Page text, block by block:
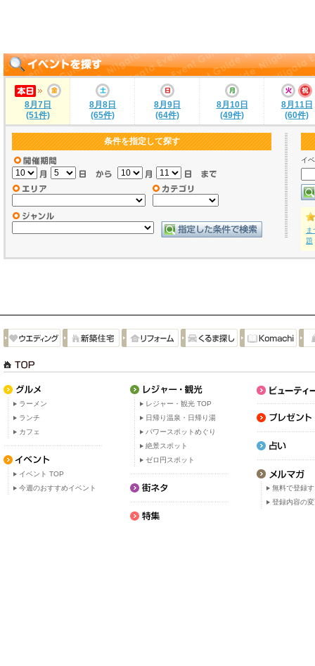
8月7日
(51件)
8月8日
(65件)
8月9日
(64件)
8月10日
(49件)
8月11日
(60件)
条件を指定して探す
イ
ま
題
ラーメン
ランチ
カフェ
イベント TOP
今週のおすすめイベント
レジャー・観光 TOP
日帰り温泉・日帰り湯
パワースポットめぐり
絶景スポット
ゼロ円スポット
無料で登録
登録内容の